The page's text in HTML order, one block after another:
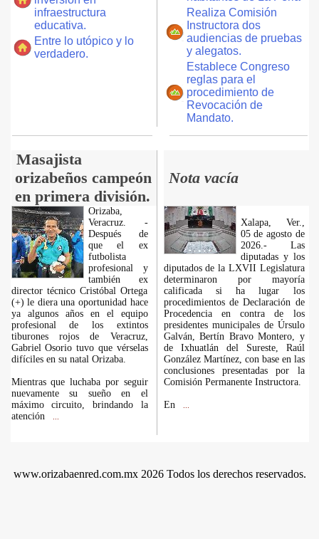
infraestructura
educativa.
Entre lo utópico y lo
verdadero.
Realiza Comisión
Instructora dos
audiencias de pruebas
y alegatos.
Establece Congreso
reglas para el
procedimiento de
Revocación de
Mandato.
Masajista
orizabeños campeón
en primera división.
Nota vacía
Orizaba,
Veracruz. -
Después de
que el ex
futbolista
profesional y
también ex
director técnico Cristóbal Ortega
(+) le diera una oportunidad hace
ya algunos años en el equipo
profesional de los extintos
tiburones rojos de Veracruz,
Gabriel Osorio tuvo que vérselas
difíciles en su natal Orizaba.
Mientras que luchaba por seguir
nuevamente su sueño en el
máximo circuito, brindando la
atención
Xalapa, Ver.,
05 de agosto de
2026.- Las
diputadas y los
diputados de la LXVII Legislatura
determinaron por mayoría
calificada si ha lugar los
procedimientos de Declaración de
Procedencia en contra de los
presidentes municipales de Úrsulo
Galván, Bertín Bravo Montero, y
de Ixhuatlán del Sureste, Raúl
González Martínez, con base en las
conclusiones presentadas por la
Comisión Permanente Instructora.
En
www.orizabaenred.com.mx 2026 Todos los derechos reservados.